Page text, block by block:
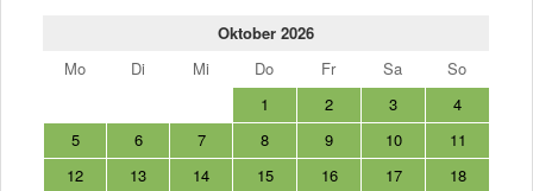
Oktober 2026
Mo
Di Mi Do Fr Sa
So
1
2 3
4
5
6 7 8 9 10
11
12
13 14 15 16 17
18